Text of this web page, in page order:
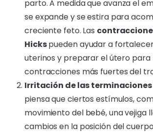
parto. A medida que avanza el
se expande y se estira para
creciente feto. Las
Hickspueden ayudar a
uterinos y preparar el útero para
contracciones más fuertes del
Irritación de las
piensa que ciertos estímulos,
movimiento del bebé, una vejiga
cambios en la posición del